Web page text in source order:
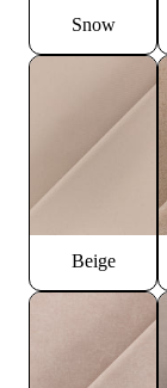
Snow
Beige